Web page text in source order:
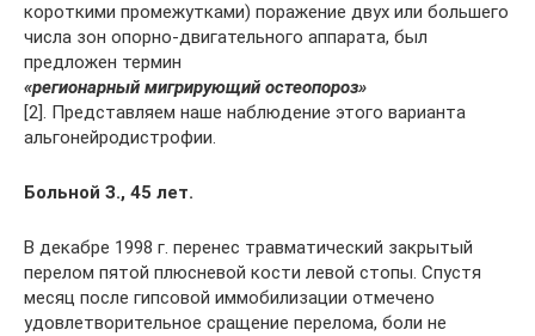
короткими промежутками) поражение двух или большего
числа зон опорно-двигательного аппарата, был
предложен термин
«регионарный мигрирующий остеопороз»
[2]. Представляем наше наблюдение этого варианта
альгонейродистрофии.
Больной З., 45 лет.
В декабре 1998 г. перенес травматический закрытый
перелом пятой плюсневой кости левой стопы. Спустя
месяц после гипсовой иммобилизации отмечено
удовлетворительное сращение перелома, боли не